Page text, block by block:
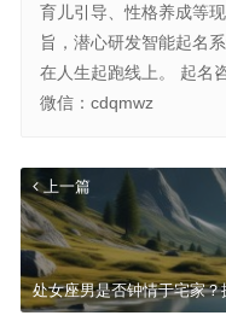
育儿引导、性格养成等
旨，潜心研发智能起名
在人生起跑线上。 起名
微信：cdqmwz
上一篇
处女座男是否钟情于宅家